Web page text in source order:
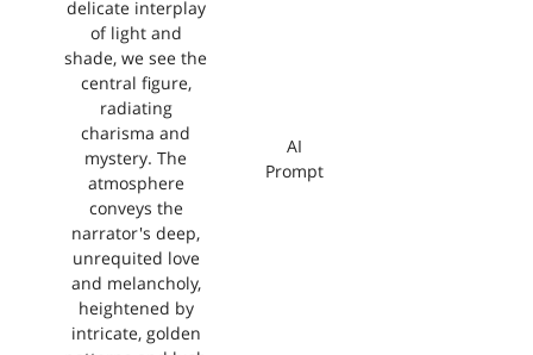
AI
Prompt
delicate interplay
of light and
shade, we see the
central figure,
radiating
charisma and
mystery. The
atmosphere
conveys the
narrator's deep,
unrequited love
and melancholy,
heightened by
intricate, golden